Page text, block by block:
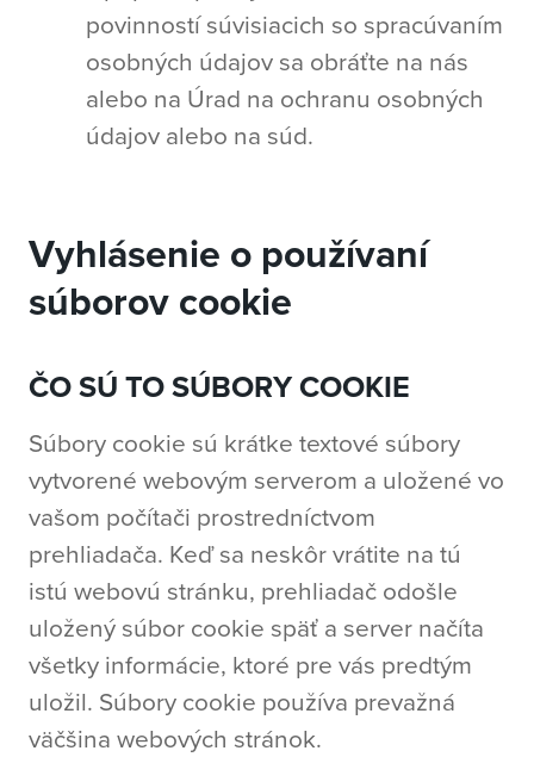
povinností súvisiacich so spracúvaním
osobných údajov sa obráťte na nás
alebo na Úrad na ochranu osobných
údajov alebo na súd.
Vyhlásenie o používaní
súborov cookie
ČO SÚ TO SÚBORY COOKIE
Súbory cookie sú krátke textové súbory
vytvorené webovým serverom a uložené vo
vašom počítači prostredníctvom
prehliadača. Keď sa neskôr vrátite na tú
istú webovú stránku, prehliadač odošle
uložený súbor cookie späť a server načíta
všetky informácie, ktoré pre vás predtým
uložil. Súbory cookie používa prevažná
väčšina webových stránok.